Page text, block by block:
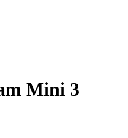
Mini 3